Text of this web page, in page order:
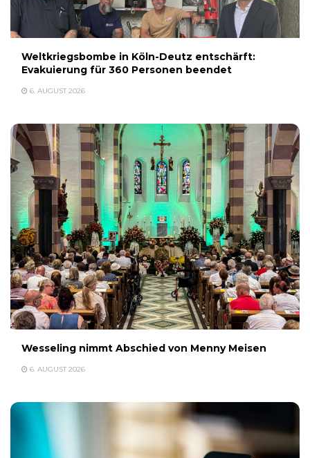
Weltkriegsbombe in Köln-Deutz entschärft:
Evakuierung für 360 Personen beendet
6. AUGUST 2026
Wesseling nimmt Abschied von Menny Meisen
6. AUGUST 2026